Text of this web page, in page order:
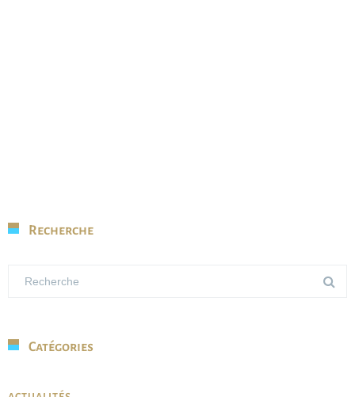
Recherche
Catégories